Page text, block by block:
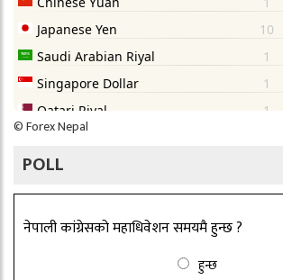
©Forex Nepal
POLL
नेपाली कांग्रेसको महाधिवेशन समयमै हुन्छ ?
हुन्छ